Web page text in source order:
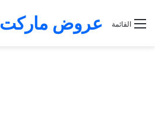
عروض ماركت القائمة